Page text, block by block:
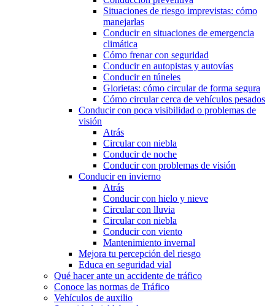
Situaciones de riesgo imprevistas: cómo
manejarlas
Conducir en situaciones de emergencia
climática
Cómo frenar con seguridad
Conducir en autopistas y autovías
Conducir en túneles
Glorietas: cómo circular de forma segura
Cómo circular cerca de vehículos pesados
Conducir con poca visibilidad o problemas de
visión
Atrás
Circular con niebla
Conducir de noche
Conducir con problemas de visión
Conducir en invierno
Atrás
Conducir con hielo y nieve
Circular con lluvia
Circular con niebla
Conducir con viento
Mantenimiento invernal
Mejora tu percepción del riesgo
Educa en seguridad vial
Qué hacer ante un accidente de tráfico
Conoce las normas de Tráfico
Vehículos de auxilio